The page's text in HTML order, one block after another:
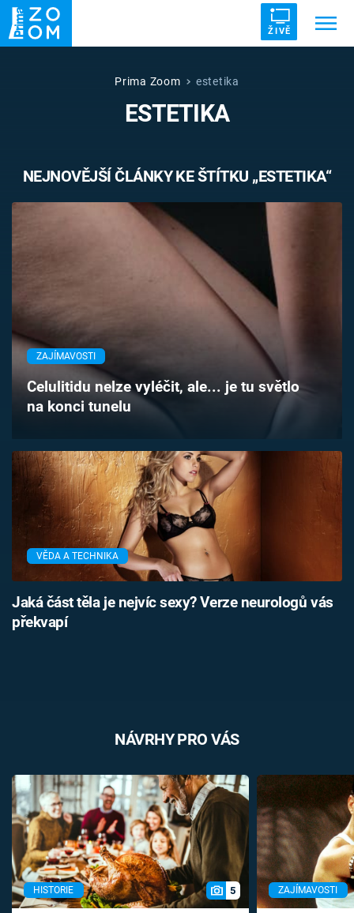
ŽIVĚ
UFO DRUHÁ SVĚTOVÁ VÁLKA
VETŘELCI DÁVNOVĚKU
Pořady
TV Program
Časopis
Sledujte prima+
Přihlášení
Sledujte nás
Prima Zoom estetika
ESTETIKA
NEJNOVĚJŠÍ ČLÁNKY KE ŠTÍTKU „ESTETIKA“
ZAJÍMAVOSTI
Celulitidu nelze vyléčit, ale... je tu světlo
na konci tunelu
VĚDA A TECHNIKA
Jaká část těla je nejvíc sexy? Verze neurologů vás
překvapí
NÁVRHY PRO VÁS
HISTORIE 5 ZAJÍMAVOSTI